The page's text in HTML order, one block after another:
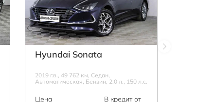
Hyundai Sonata
2019 г.в., 49 762 км, Седан,
Автоматическая, Бензин, 2.0 л., 150 л.с.
Цена
В кредит от